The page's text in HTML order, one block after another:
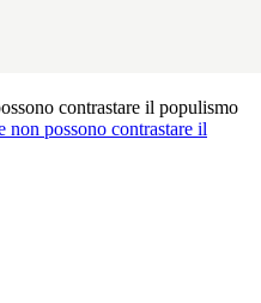
contrastare il populismo
non possono contrastare il